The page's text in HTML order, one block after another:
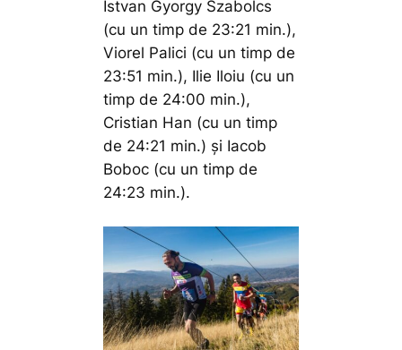
Istvan Gyorgy Szabolcs
(cu un timp de 23:21 min.),
Viorel Palici (cu un timp de
23:51 min.), Ilie Iloiu (cu un
timp de 24:00 min.),
Cristian Han (cu un timp
de 24:21 min.) și Iacob
Boboc (cu un timp de
24:23 min.).